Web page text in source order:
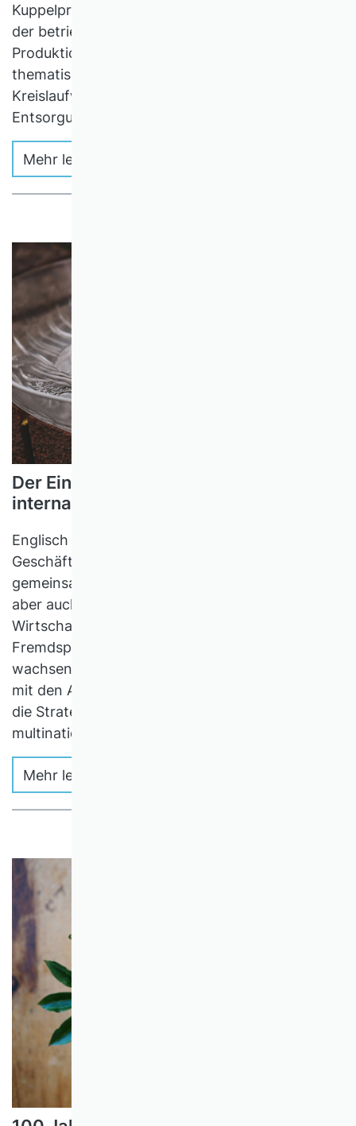
Kuppelproduktion seit den 1990er Jahren von
der betriebswirtschaftlichen
Produktionsforschung und -lehre stärker
thematisiert, vor allem bei Fragen der
Kreislaufwirtschaft sowie der Vermeidung und
Entsorgung unerwünschten Outputs.
Mehr lesen
Der Einfluss von Sprache auf
internationales Management
Englisch gilt als Weltsprache globaler
Geschäftstätigkeit. Dies schafft eine
gemeinsame Kommunikationsbasis, bedeutet
aber auch, dass ein Großteil der internationalen
Wirtschaftskommunikation in einer
Fremdsprache abläuft. Ein exponentiell
wachsender Forschungszweig beschäftigt sich
mit den Auswirkungen von Sprachbarrieren auf
die Strategien, Mitarbeiter und Effizienz
multinationaler Unternehmen.
Mehr lesen